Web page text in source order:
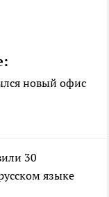
новый офис
30
языке